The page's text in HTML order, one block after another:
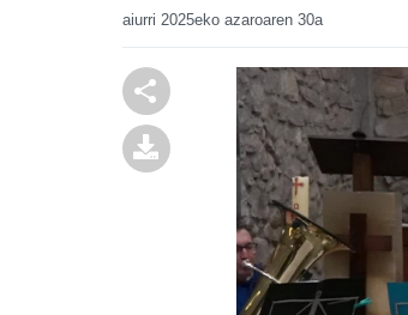
aiurri 2025eko azaroaren 30a